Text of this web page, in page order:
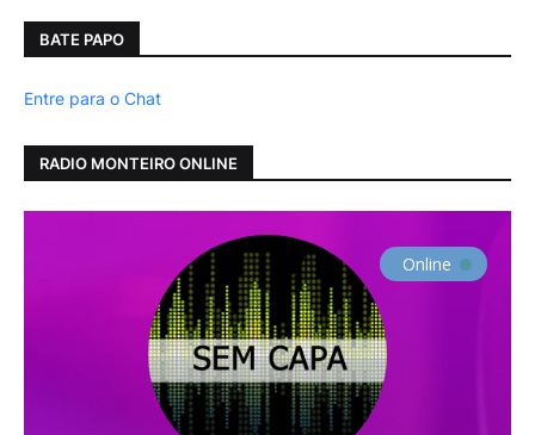
BATE PAPO
Entre para o Chat
RADIO MONTEIRO ONLINE